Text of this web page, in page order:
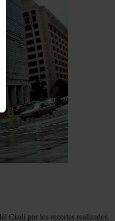
Ciadi por los recortes realizados